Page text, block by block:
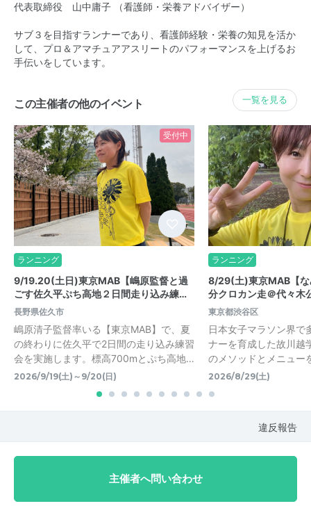
代表取締役 山中庸子 （看護師・栄養アドバイザー）
サブ３を目指すランナーであり、看護師経験・栄養の知見を活か
して、プロ＆アマチュアアスリートのパフォーマンスを上げるお
手伝いをしています。
この主催者の他のイベント 一覧を見る
受付中
ランニング
9/19.20(土日)東京MAB【嶋原監督と過
ごす佐久平ぷち高地２日間走り込み練…
長野県佐久市
嶋原清子監督率いる【東京MAB】で、夏
の終わりに佐久平で2日間の走り込み練習
会を実施します。標高700mとぷち高地…
2026/9/19(土)～9/20(日)
ランニング
8/29(土)東京MAB【
分クロカン走＠代々木
東京都渋谷区
日本女子マラソン界で
ナーを育成した故川越
のメソッドとメニュー
2026/8/29(土)
違反報告
主催者へ問い合わせ